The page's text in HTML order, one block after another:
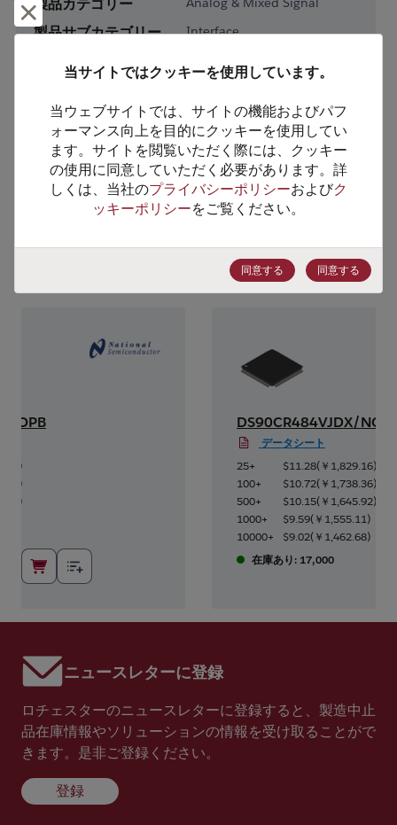
製品カテゴリー
製品サブカテゴリー Interface
製品グループ
HTSコード 8542.39.0090
ECCN番号 5A991.B.1
NOPB
)
)
)
DS90CR484VJDX/
データシート
25+
$11.28(￥1,829.16)
100+
$10.72(￥1,738.36)
500+
$10.15(￥1,645.92)
1000+
$9.59(￥1,555.11)
10000+
$9.02(￥1,462.68)
在庫あり: 17,000
ニュースレターに登録
ロチェスターのニュースレターに登録すると、製造中止
品在庫情報やソリューションの情報を受け取ることがで
きます。是非ご登録ください。
登録
却下して閉じる
当サイトではクッキーを使用しています。
当ウェブサイトでは、サイトの機能およびパフ
ォーマンス向上を目的にクッキーを使用してい
ます。サイトを閲覧いただく際には、クッキー
の使用に同意していただく必要があります。詳
しくは、当社のプライバシーポリシーおよびク
ッキーポリシーをご覧ください。
同意する 同意する